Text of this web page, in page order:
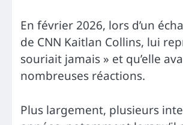
En février 2026, lors d’un
de CNN Kaitlan Collins, lui
souriait jamais » et qu’elle
nombreuses réactions.
Plus largement, plusieurs